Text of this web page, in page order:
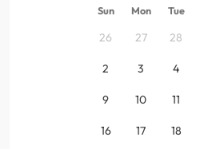
Sun Mon Tue
26 27 28
2 3 4
9 10 11
16 17 18